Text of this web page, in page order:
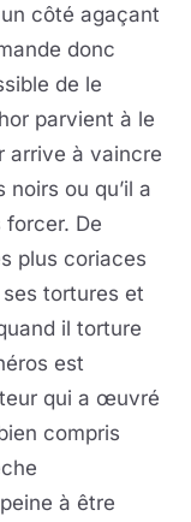
côté agaçant
donc
de le
parvient à le
arrive à vaincre
ou qu’il a
forcer. De
plus coriaces
ses tortures et
il torture
est
qui a œuvré
compris
à être